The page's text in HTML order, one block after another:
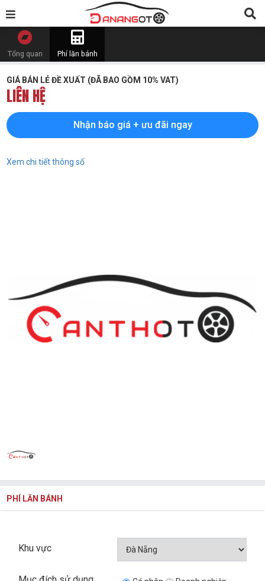
Tổng quan Phí lăn bánh
GIÁ BÁN LẺ ĐỀ XUẤT (ĐÃ BAO GỒM 10% VAT)
LIÊN HỆ
Nhận báo giá + ưu đãi ngay
Xem chi tiết thông số
PHÍ LĂN BÁNH
Khu vực